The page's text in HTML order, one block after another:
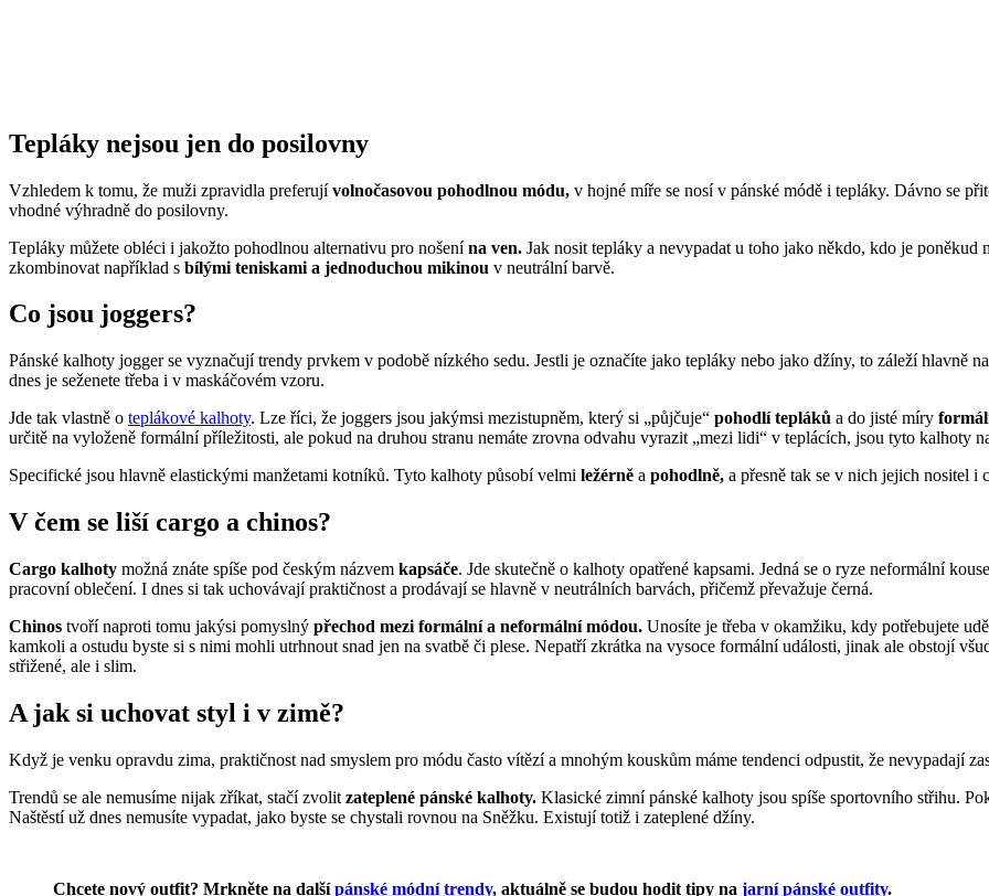
Tepláky nejsou jen do posilovny
Vzhledem k tomu, že muži zpravidla preferujívolnočasovou pohodlnou módu, v hojné míře se nosí v pánské módě i tepláky. Dávno se
vhodné výhradně do posilovny.
Tepláky můžete obléci i jakožto pohodlnou alternativu pro nošenína ven. Jak nosit tepláky a nevypadat u toho jako někdo, kdo je
zkombinovat například s bílými teniskami a jednoduchou mikinou v neutrální barvě.
Co jsou joggers?
Pánské kalhoty jogger se vyznačují trendy prvkem v podobě nízkého sedu. Jestli je označíte jako tepláky nebo jako džíny, to záleží hlavně
dnes je seženete třeba i v maskáčovém vzoru.
Jde tak vlastně o teplákové kalhoty. Lze říci, že joggers jsou jakýmsi mezistupněm, který si „půjčuje“ pohodlí tepláků a do jisté míry
určitě na vyloženě formální příležitosti, ale pokud na druhou stranu nemáte zrovna odvahu vyrazit „mezi lidi“ v teplácích, jsou tyto kalhoty
Specifické jsou hlavně elastickými manžetami kotníků. Tyto kalhoty působí velmi ležérně a pohodlně, a přesně tak se v nich jejich nositel i
V čem se liší cargo a chinos?
Cargo kalhoty možná znáte spíše pod českým názvem kapsáče. Jde skutečně o kalhoty opatřené kapsami. Jedná se o ryze neformální
pracovní oblečení. I dnes si tak uchovávají praktičnost a prodávají se hlavně v neutrálních barvách, přičemž převažuje černá.
Chinos tvoří naproti tomu jakýsi pomyslný přechod mezi formální a neformální módou. Unosíte je třeba v okamžiku, kdy potřebujete
kamkoli a ostudu byste si s nimi mohli utrhnout snad jen na svatbě či plese. Nepatří zkrátka na vysoce formální události, jinak ale obstojí
střižené, ale i slim.
A jak si uchovat styl i v zimě?
Když je venku opravdu zima, praktičnost nad smyslem pro módu často vítězí a mnohým kouskům máme tendenci odpustit, že nevypadají
Trendů se ale nemusíme nijak zříkat, stačí zvolit zateplené pánské kalhoty. Klasické zimní pánské kalhoty jsou spíše sportovního střihu.
Naštěstí už dnes nemusíte vypadat, jako byste se chystali rovnou na Sněžku. Existují totiž i zateplené džíny.
Chcete nový outfit? Mrkněte na dalšípánské módní trendy, aktuálně se budou hodit tipy na jarní pánské outfity.